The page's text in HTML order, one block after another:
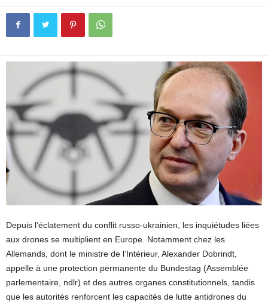
Depuis l’éclatement du conflit russo-ukrainien, les inquiétudes liées
aux drones se multiplient en Europe. Notamment chez les
Allemands, dont le ministre de l’Intérieur, Alexander Dobrindt,
appelle à une protection permanente du Bundestag (Assemblée
parlementaire, ndlr) et des autres organes constitutionnels, tandis
que les autorités renforcent les capacités de lutte antidrones du